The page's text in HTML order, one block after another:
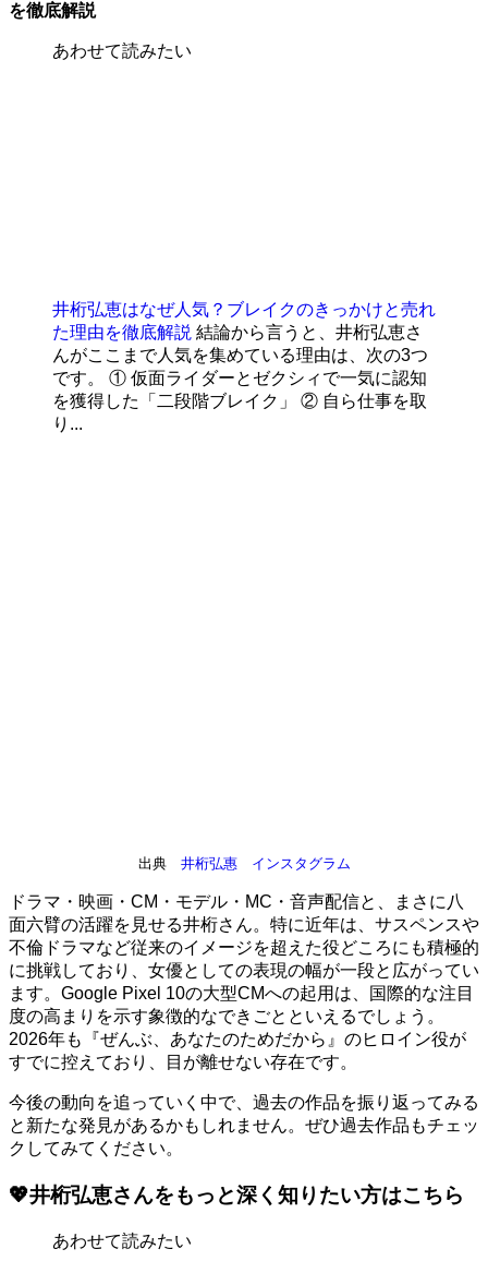
を徹底解説
あわせて読みたい
井桁弘恵はなぜ人気？ブレイクのきっかけと売れ
た理由を徹底解説 結論から言うと、井桁弘恵さ
んがここまで人気を集めている理由は、次の3つ
です。 ① 仮面ライダーとゼクシィで一気に認知
を獲得した「二段階ブレイク」 ② 自ら仕事を取
り...
出典 井桁弘惠 インスタグラム
ドラマ・映画・CM・モデル・MC・音声配信と、まさに八
面六臂の活躍を見せる井桁さん。特に近年は、サスペンスや
不倫ドラマなど従来のイメージを超えた役どころにも積極的
に挑戦しており、女優としての表現の幅が一段と広がってい
ます。Google Pixel 10の大型CMへの起用は、国際的な注目
度の高まりを示す象徴的なできごとといえるでしょう。
2026年も『ぜんぶ、あなたのためだから』のヒロイン役が
すでに控えており、目が離せない存在です。
今後の動向を追っていく中で、過去の作品を振り返ってみる
と新たな発見があるかもしれません。ぜひ過去作品もチェッ
クしてみてください。
💖井桁弘恵さんをもっと深く知りたい方はこちら
あわせて読みたい